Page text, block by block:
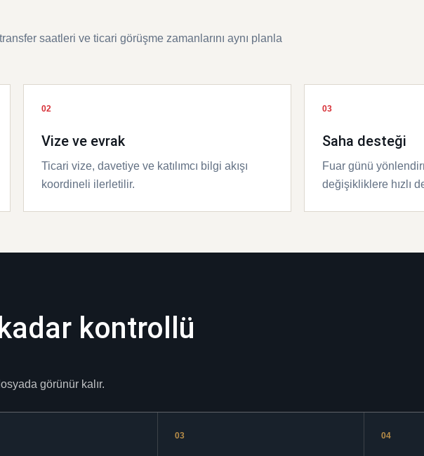
saatleri ve ticari görüşme zamanlarını aynı planla
02
Vize ve evrak
Ticari vize, davetiye ve katılımcı bilgi akışı
koordineli ilerletilir.
03
Saha desteği
Fuar günü
değişikliklere hızlı
kontrollü
görünür kalır.
03 04